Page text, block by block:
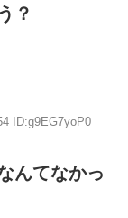
？
ID:g9EG7yoP0
んてなかっ